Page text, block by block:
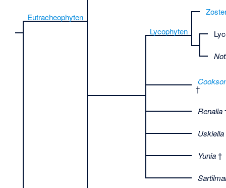
Eutracheophyten
Lycophyten
†
Renalia
Uskiella
Yunia†